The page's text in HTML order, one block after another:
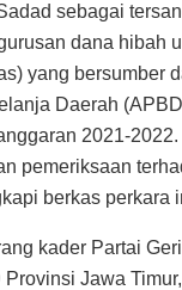
sebagai
dana hibah
yang bersumber
Daerah
2021-
pemeriksaan
berkas perkara
kader Partai
Jawa